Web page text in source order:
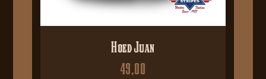
Hoed Juan
49,00